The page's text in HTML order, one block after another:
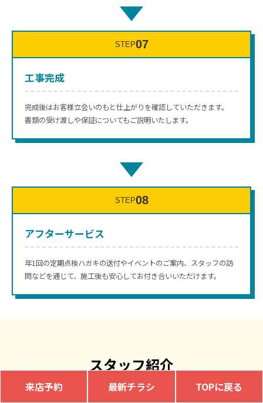
STEP07
工事完成
完成後はお客様立会いのもと仕上がりを確認していただきます。
書類の受け渡しや保証についてもご説明いたします。
STEP08
アフターサービス
年1回の定期点検ハガキの送付やイベントのご案内、スタッフの訪
問などを通じて、施工後も安心してお付き合いいただけます。
スタッフ紹介
来店予約 最新チラシ TOPに戻る